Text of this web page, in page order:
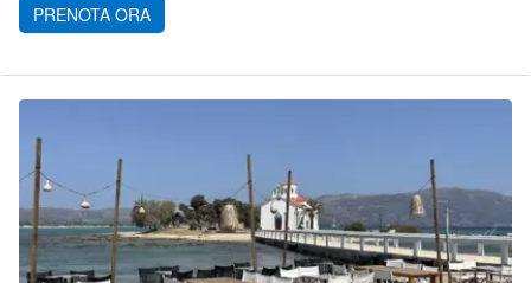
PRENOTA ORA